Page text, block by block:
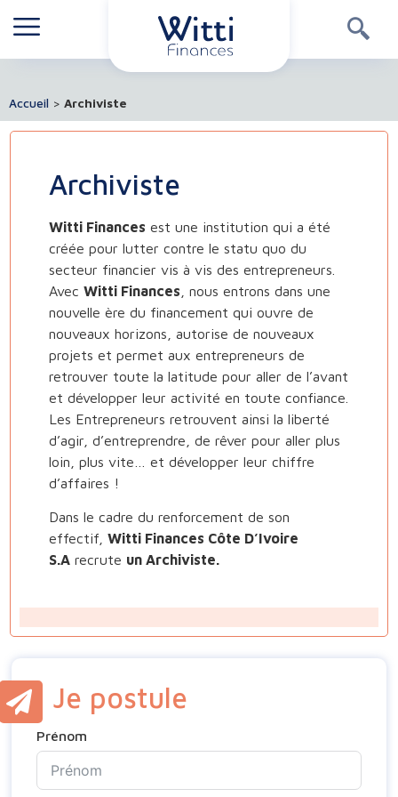
Accueil > Archiviste
Archiviste
Witti Finances est une institution qui a été
créée pour lutter contre le statu quo du
secteur financier vis à vis des entrepreneurs.
Avec Witti Finances , nous entrons dans une
nouvelle ère du financement qui ouvre de
nouveaux horizons, autorise de nouveaux
projets et permet aux entrepreneurs de
retrouver toute la latitude pour aller de l’avant
et développer leur activité en toute confiance.
Les Entrepreneurs retrouvent ainsi la liberté
d’agir, d’entreprendre, de rêver pour aller plus
loin, plus vite… et développer leur chiffre
d’affaires !
Dans le cadre du renforcement de son
effectif, Witti Finances Côte D’Ivoire
S.A recrute un Archiviste.
Mission de poste
fonds documentaires et effectuer la mise à
jour du fichier de gestion des documents.
A ce titre, vous aurez à:
Je postule
Prénom